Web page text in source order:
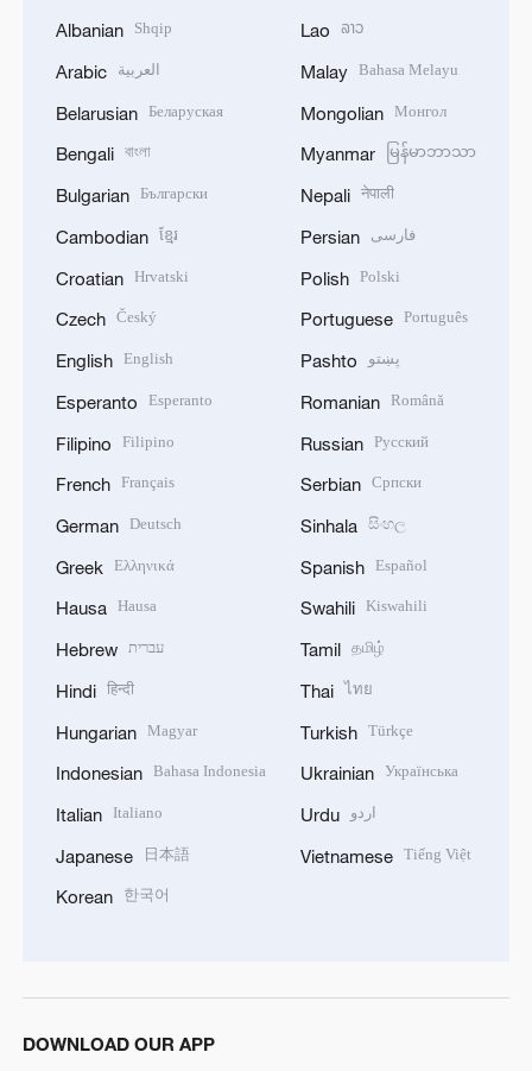
Albanian Shqip
Arabic العربية
Belarusian Беларуская
Bengali বাংলা
Bulgarian Български
Cambodian ខ្មែរ
Croatian Hrvatski
Czech Český
English English
Esperanto Esperanto
Filipino Filipino
French Français
German Deutsch
Greek Ελληνικά
Hausa Hausa
Hebrew עברית
Hindi हिन्दी
Hungarian Magyar
Indonesian Bahasa Indonesia
Italian Italiano
Japanese 日本語
Korean 한국어
Lao ລາວ
Malay Bahasa Melayu
Mongolian Монгол
Myanmar မြန်မာဘာသာ
Nepali नेपाली
Persian فارسی
Polish Polski
Portuguese Português
Pashto پښتو
Romanian Română
Russian Русский
Serbian Српски
Sinhala සිංහල
Spanish Español
Swahili Kiswahili
Tamil தமிழ்
Thai ไทย
Turkish Türkçe
Ukrainian Українська
Urdu اردو
Vietnamese Tiếng Việt
DOWNLOAD OUR APP